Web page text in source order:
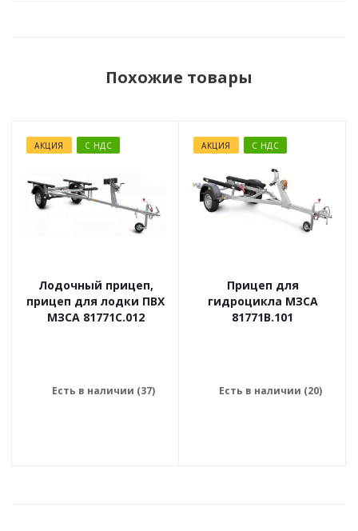
Похожие товары
АКЦИЯ С НДС
Лодочный прицеп,
прицеп для лодки ПВХ
МЗСА 81771C.012
Есть в наличии (37)
АКЦИЯ С НДС
Прицеп для
гидроцикла МЗСА
81771B.101
Есть в наличии (20)